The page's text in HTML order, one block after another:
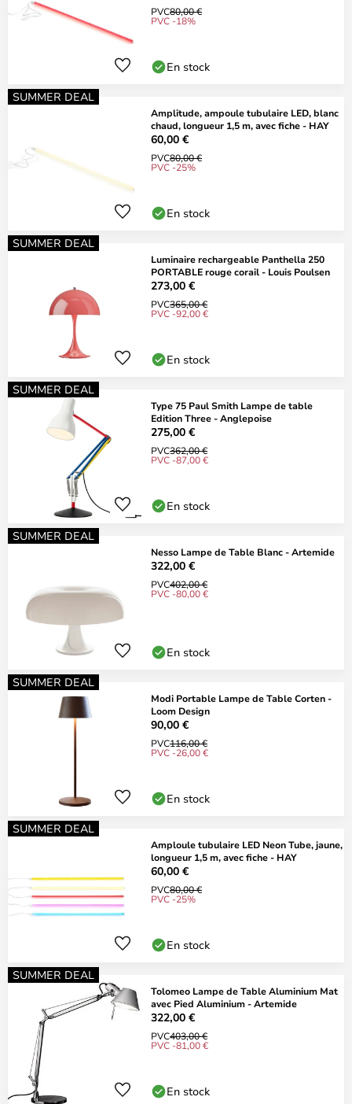
PVC80,00 €
PVC -18%
En stock
SUMMER DEAL
Amplitude, ampoule tubulaire LED, blanc
chaud, longueur 1,5 m, avec fiche - HAY
60,00 €
PVC80,00 €
PVC -25%
En stock
SUMMER DEAL
Luminaire rechargeable Panthella 250
PORTABLE rouge corail - Louis Poulsen
273,00 €
PVC365,00 €
PVC -92,00 €
En stock
SUMMER DEAL
Type 75 Paul Smith Lampe de table
Edition Three - Anglepoise
275,00 €
PVC362,00 €
PVC -87,00 €
En stock
SUMMER DEAL
Nesso Lampe de Table Blanc - Artemide
322,00 €
PVC402,00 €
PVC -80,00 €
En stock
SUMMER DEAL
Modi Portable Lampe de Table Corten -
Loom Design
90,00 €
PVC116,00 €
PVC -26,00 €
En stock
SUMMER DEAL
Amploule tubulaire LED Neon Tube, jaune,
longueur 1,5 m, avec fiche - HAY
60,00 €
PVC80,00 €
PVC -25%
En stock
SUMMER DEAL
Tolomeo Lampe de Table Aluminium Mat
avec Pied Aluminium - Artemide
322,00 €
PVC403,00 €
PVC -81,00 €
En stock